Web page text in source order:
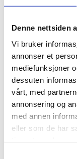
Denne nettsiden
Vi bruker
annonser et
mediefunksjoner
dessuten
vårt, med
annonsering og
med annen
eller som de har
to
About us
Privacy
Visit Alta for